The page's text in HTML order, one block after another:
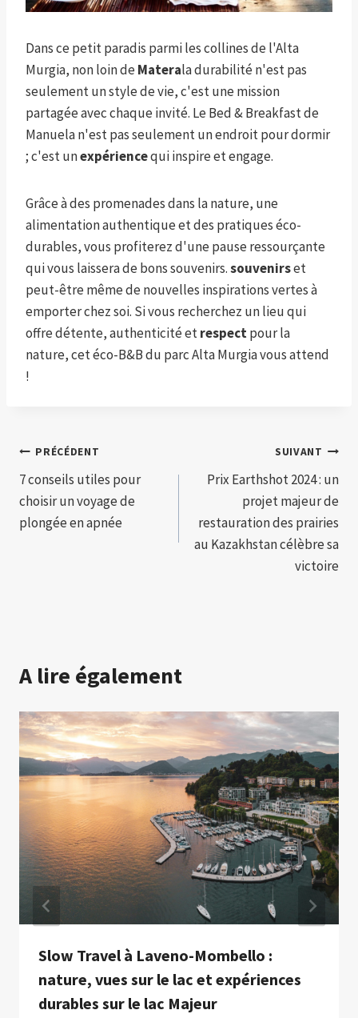
Dans ce petit paradis parmi les collines de l'Alta
Murgia, non loin de Materala durabilité n'est pas
seulement un style de vie, c'est une mission
partagée avec chaque invité. Le Bed & Breakfast de
Manuela n'est pas seulement un endroit pour dormir
; c'est unexpériencequi inspire et engage.
Grâce à des promenades dans la nature, une
alimentation authentique et des pratiques éco-
durables, vous profiterez d'une pause ressourçante
qui vous laissera de bons souvenirs.souvenirset
peut-être même de nouvelles inspirations vertes à
emporter chez soi. Si vous recherchez un lieu qui
offre détente, authenticité etrespectpour la
nature, cet éco-B&B du parc Alta Murgia vous attend
!
Navigation
de
l’article
PRÉCÉDENT
7 conseils utiles pour
choisir un voyage de
plongée en apnée
SUIVANT
Prix ​​Earthshot 2024 : un
projet majeur de
restauration des prairies
au Kazakhstan célèbre sa
victoire
A lire également
Slow Travel à Laveno-Mombello :
nature, vues sur le lac et expériences
durables sur le lac Majeur